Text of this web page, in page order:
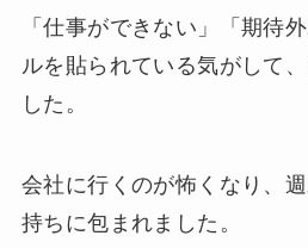
「仕事ができない」「期待
ルを貼られている気がして
した。
会社に行くのが怖くなり、
持ちに包まれました。